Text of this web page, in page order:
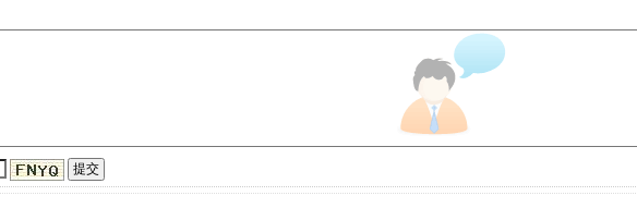
生物安全法正式实施